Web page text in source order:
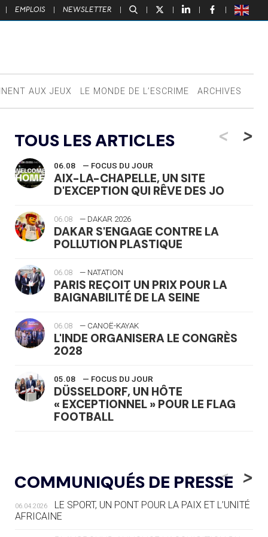
| EMPLOIS | NEWSLETTER | | | | |
AUX JEUX LE MONDE DE L’ESCRIME ARCHIVES
TOUS LES ARTICLES <
06.08 — FOCUS DU JOUR
AIX-LA-CHAPELLE, UN SITE
D'EXCEPTION QUI RÊVE DES JO
06.08 — DAKAR 2026
DAKAR S'ENGAGE CONTRE LA
POLLUTION PLASTIQUE
06.08 — NATATION
PARIS REÇOIT UN PRIX POUR LA
BAIGNABILITÉ DE LA SEINE
06.08 — CANOË-KAYAK
L'INDE ORGANISERA LE CONGRÈS
2028
05.08 — FOCUS DU JOUR
DÜSSELDORF, UN HÔTE
« EXCEPTIONNEL » POUR LE FLAG
FOOTBALL
LE RÊVE DE VOIR LA LUGE ALPINE
AUX JO « N'EST PAS FINI »
05.08 — TIR À L'ARC
DES MONDIAUX À BRISBANE SUR LA
>
COMMUNIQUÉS DE PRESSE
<
06.04.2026
LE SPORT, UN PONT POUR LA PAIX ET L’UNITÉ
AFRICAINE
>